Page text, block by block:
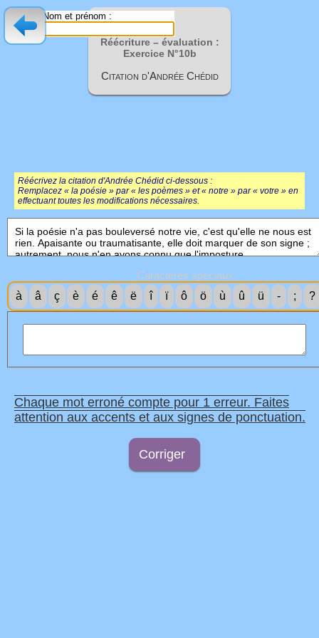
Nom et prénom :
Réécriture – évaluation :
Exercice N°10b
Citation d'Andrée Chédid
Réécrivez la citation d'Andrée Chédid ci-dessous :
Remplacez « la poésie » par « les poèmes » et « notre » par « votre » en
effectuant toutes les modifications nécessaires.
Caractères spéciaux
à
â ç è é ê ë î ï ô ö ù û ü - ; ?
Chaque mot erroné compte pour 1 erreur. Faites
attention aux accents et aux signes de ponctuation.